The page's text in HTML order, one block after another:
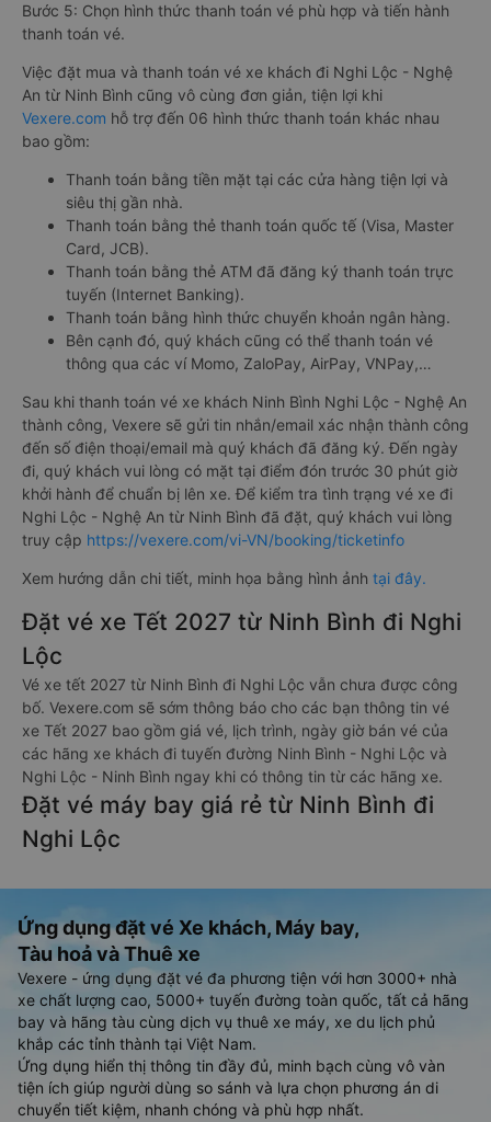
Bước 5: Chọn hình thức thanh toán vé phù hợp và tiến hành
thanh toán vé.
Việc đặt mua và thanh toán vé xe khách đi Nghi Lộc - Nghệ
An từ Ninh Bình cũng vô cùng đơn giản, tiện lợi khi
Vexere.com hỗ trợ đến 06 hình thức thanh toán khác nhau
bao gồm:
Thanh toán bằng tiền mặt tại các cửa hàng tiện lợi và
siêu thị gần nhà.
Thanh toán bằng thẻ thanh toán quốc tế (Visa, Master
Card, JCB).
Thanh toán bằng thẻ ATM đã đăng ký thanh toán trực
tuyến (Internet Banking).
Thanh toán bằng hình thức chuyển khoản ngân hàng.
Bên cạnh đó, quý khách cũng có thể thanh toán vé
thông qua các ví Momo, ZaloPay, AirPay, VNPay,…
Sau khi thanh toán vé xe khách Ninh Bình Nghi Lộc - Nghệ An
thành công, Vexere sẽ gửi tin nhắn/email xác nhận thành công
đến số điện thoại/email mà quý khách đã đăng ký. Đến ngày
đi, quý khách vui lòng có mặt tại điểm đón trước 30 phút giờ
khởi hành để chuẩn bị lên xe. Để kiểm tra tình trạng vé xe đi
Nghi Lộc - Nghệ An từ Ninh Bình đã đặt, quý khách vui lòng
truy cập https://vexere.com/vi-VN/booking/ticketinfo
Xem hướng dẫn chi tiết, minh họa bằng hình ảnh tại đây.
Đặt vé xe Tết 2027 từ Ninh Bình đi Nghi
Lộc
Vé xe tết 2027 từ Ninh Bình đi Nghi Lộc vẫn chưa được công
bố. Vexere.com sẽ sớm thông báo cho các bạn thông tin vé
xe Tết 2027 bao gồm giá vé, lịch trình, ngày giờ bán vé của
các hãng xe khách đi tuyến đường Ninh Bình - Nghi Lộc và
Nghi Lộc - Ninh Bình ngay khi có thông tin từ các hãng xe.
Đặt vé máy bay giá rẻ từ Ninh Bình đi
Nghi Lộc
Ứng dụng đặt vé Xe khách, Máy bay,
Tàu hoả và Thuê xe
Vexere - ứng dụng đặt vé đa phương tiện với hơn 3000+ nhà
xe chất lượng cao, 5000+ tuyến đường toàn quốc, tất cả hãng
bay và hãng tàu cùng dịch vụ thuê xe máy, xe du lịch phủ
khắp các tỉnh thành tại Việt Nam.
Ứng dụng hiển thị thông tin đầy đủ, minh bạch cùng vô vàn
tiện ích giúp người dùng so sánh và lựa chọn phương án di
chuyển tiết kiệm, nhanh chóng và phù hợp nhất.